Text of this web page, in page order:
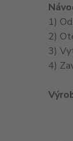
1)
2)
3)
4)